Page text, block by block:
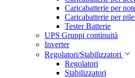
Caricabatterie per
Caricabatterie per
Tester Batterie
UPS Gruppi continuità
Inverter
Regolatori/Stabilizzatori
Regolatori
Stabilizzatori